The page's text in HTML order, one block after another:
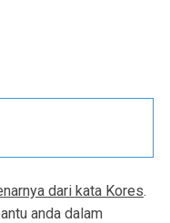
dari kata Kores.
anda dalam